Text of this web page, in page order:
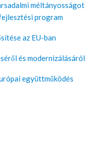
méltányosságot
program
az EU-ban
és modernizálásáról
együttműködés